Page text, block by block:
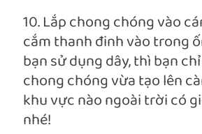
10. Lắp chong chóng vào
cắm thanh đinh vào trong
bạn sử dụng dây, thì bạn
chong chóng vừa tạo lên
khu vực nào ngoài trời có
nhé!